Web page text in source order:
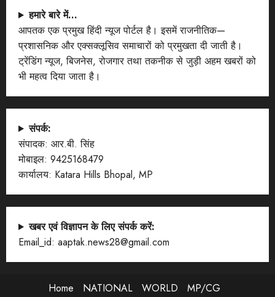
हमारे बारे में…
आपतक एक प्रमुख हिंदी न्यूज पोर्टल है। इसमें राजनीतिक—
प्रशासनिक और एक्सक्लूसिव समाचारों को प्रमुखता दी जाती है।
ट्रेंडिंग न्यूज, बिजनेस, रोजगार तथा तकनीक से जुड़ी अहम खबरों को
भी महत्व दिया जाता है।
संपर्क:
संपादक: आर.बी. सिंह
मोबाइल: 9425168479
कार्यालय: Katara Hills Bhopal, MP
खबर एवं विज्ञापन के लिए संपर्क करें:
Email_id: aaptak.news28@gmail.com
Home NATIONAL WORLD
MP/CG